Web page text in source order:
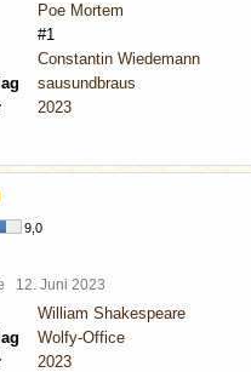
Poe Mortem
#1
Constantin Wiedemann
sausundbraus
2023
9,0
12. Juni 2023
William Shakespeare
Wolfy-Office
2023